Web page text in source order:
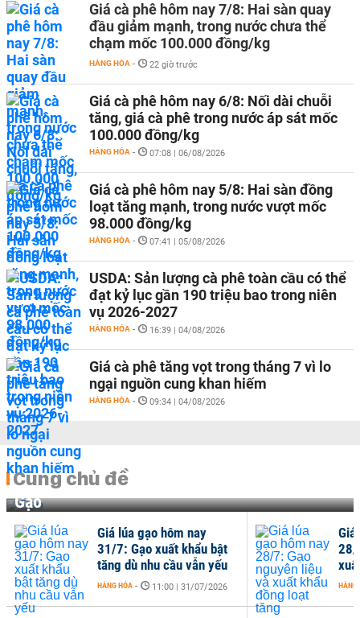
Giá cà phê hôm nay 7/8: Hai sàn quay
đầu giảm mạnh, trong nước chưa thể
chạm mốc 100.000 đồng/kg
HÀNG HÓA - 22 giờ trước
Giá cà phê hôm nay 6/8: Nối dài chuỗi
tăng, giá cà phê trong nước áp sát mốc
100.000 đồng/kg
HÀNG HÓA - 07:08 | 06/08/2026
Giá cà phê hôm nay 5/8: Hai sàn đồng
loạt tăng mạnh, trong nước vượt mốc
98.000 đồng/kg
HÀNG HÓA - 07:41 | 05/08/2026
USDA: Sản lượng cà phê toàn cầu có thể
đạt kỷ lục gần 190 triệu bao trong niên
vụ 2026-2027
HÀNG HÓA - 16:39 | 04/08/2026
Giá cà phê tăng vọt trong tháng 7 vì lo
ngại nguồn cung khan hiếm
HÀNG HÓA - 09:34 | 04/08/2026
Cùng chủ đề
Gạo
Giá lúa gạo hôm nay
31/7: Gạo xuất khẩu bật
tăng dù nhu cầu vẫn yếu
HÀNG HÓA - 11:00 | 31/07/2026
Giá
28/
HÀNG